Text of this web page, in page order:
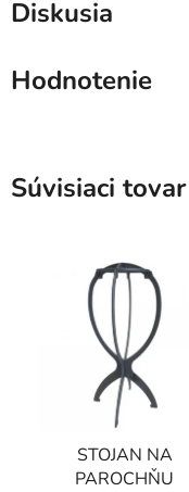
Diskusia
Hodnotenie
Súvisiaci tovar
STOJAN NA
PAROCHŇU